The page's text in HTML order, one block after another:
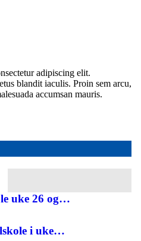
adipiscing elit.
blandit iaculis. Proin sem arcu,
accumsan mauris.
uke 26 og…
i uke…